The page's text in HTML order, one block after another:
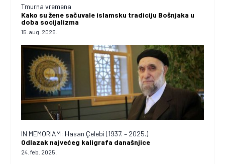
Tmurna vremena
Kako su žene sačuvale islamsku tradiciju Bošnjaka u
doba socijalizma
15. aug. 2025.
IN MEMORIAM: Hasan Çelebi (1937. – 2025.)
Odlazak najvećeg kaligrafa današnjice
24. feb. 2025.